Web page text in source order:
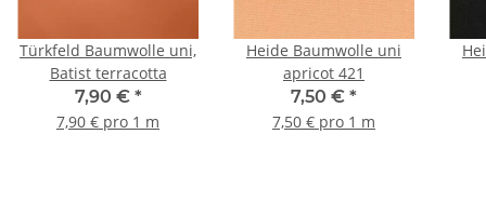
Türkfeld Baumwolle uni,
Batist terracotta
7,90 € *
7,90 € pro 1 m
Heide Baumwolle uni
apricot 421
7,50 € *
7,50 € pro 1 m